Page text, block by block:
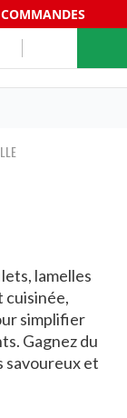
lamelles
cuisinée,
simplifier
Gagnez du
savoureux et